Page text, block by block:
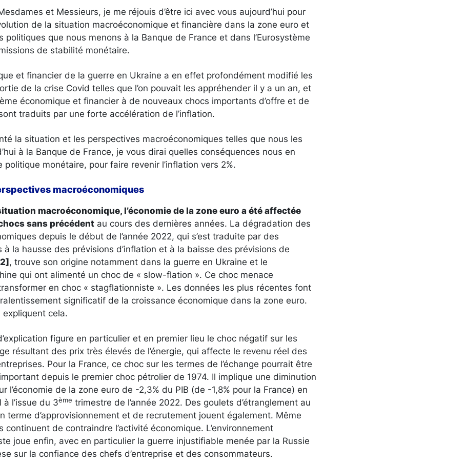
et Messieurs, je me réjouis d’être ici avec vous aujourd’hui pour
de la situation macroéconomique et financière dans la zone euro et
politiques que nous menons à la Banque de France et dans l’Eurosystème
de stabilité monétaire.
et financier de la guerre en Ukraine a en effet profondément modifié les
de la crise Covid telles que l’on pouvait les appréhender il y a un an, et
économique et financier à de nouveaux chocs importants d’offre et de
traduits par une forte accélération de l’inflation.
la situation et les perspectives macroéconomiques telles que nous les
à la Banque de France, je vous dirai quelles conséquences nous en
monétaire, pour faire revenir l’inflation vers 2%.
macroéconomiques
macroéconomique, l’économie de la zone euro a été affectée
sans précédent au cours des dernières années. La dégradation des
depuis le début de l’année 2022, qui s’est traduite par des
à la hausse des prévisions d’inflation et à la baisse des prévisions de
, trouve son origine notamment dans la guerre en Ukraine et le
qui ont alimenté un choc de « slow-flation ». Ce choc menace
en choc « stagflationniste ». Les données les plus récentes font
significatif de la croissance économique dans la zone euro.
cela.
figure en particulier et en premier lieu le choc négatif sur les
résultant des prix très élevés de l’énergie, qui affecte le revenu réel des
Pour la France, ce choc sur les termes de l’échange pourrait être
depuis le premier choc pétrolier de 1974. Il implique une diminution
l’économie de la zone euro de -2,3% du PIB (de -1,8% pour la France) en
l’issue du 3ème trimestre de l’année 2022. Des goulets d’étranglement au
terme d’approvisionnement et de recrutement jouent également. Même
continuent de contraindre l’activité économique. L’environnement
joue enfin, avec en particulier la guerre injustifiable menée par la Russie
sur la confiance des chefs d’entreprise et des consommateurs.